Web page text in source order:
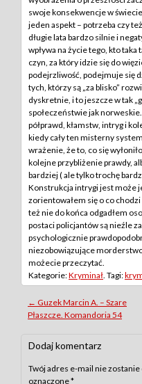
swoje konsekwencje w
jeden aspekt – potrzeba czy
długie lata bardzo silnie i
wpływa na życie tego, kto
czyn, za który idzie się do
podejrzliwość, podejmuje się
tych, którzy są „za blisko”
dyskretnie, i to jeszcze w tak
społeczeństwie jak
półprawd, kłamstw, intryg i
kiedy cały ten misterny
wrażenie, że to, co się
kolejne przybliżenie prawdy,
bardziej ( ale tylko trochę
Konstrukcja intrygi jest może
zorientowałem się o co
też nie do końca odgadłem
postaci policjantów są nieźle
psychologicznie
niezobowiązujące
możecie przeczytać.
Kategorie:Kryminał . Tagi:
Post
navigation
← Guzek Marcin A. – Szare
Płaszcze. Komandoria 54
Dodaj komentarz
Twój adres e-mail nie zostanie
oznaczone*